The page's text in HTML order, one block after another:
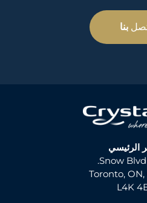
بنا
الرئيسي
Toronto,
L4K